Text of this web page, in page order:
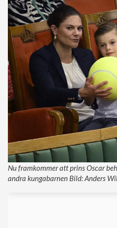
Nu framkommer att prins Oscar
andra kungabarnen Bild: Anders